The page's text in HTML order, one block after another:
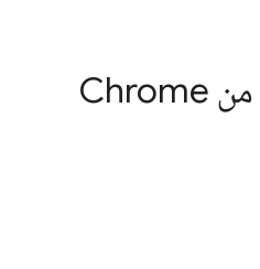
الإصدار التجريبي من Chrome